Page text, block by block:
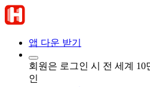
앱 다운 받기
회원은 로그인 시 전 세계 10
인